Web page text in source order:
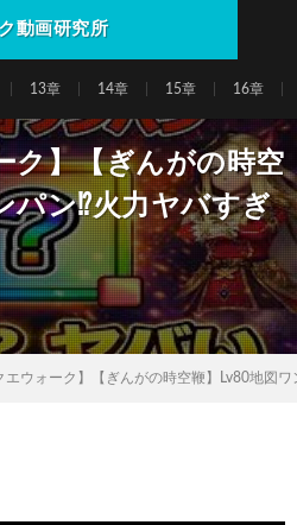
動画研究所
13章 14章 15章 16章
ク】【ぎんがの時空
パン⁉火力ヤバすぎ
エウォーク】【ぎんがの時空鞭】Lv80地図